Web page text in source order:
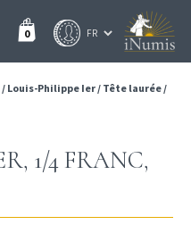
0
/ Louis-Philippe Ier/ Tête laurée/
1/4 FRANC,